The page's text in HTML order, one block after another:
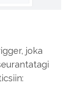
joka